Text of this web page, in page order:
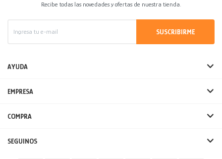
Recibe todas las novedades y ofertas de nuestra tienda.
SUSCRIBIRME
AYUDA
EMPRESA
COMPRA
SEGUINOS